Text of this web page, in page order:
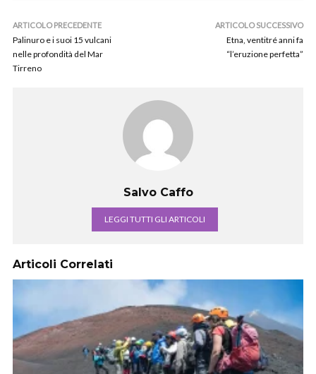
ARTICOLO PRECEDENTE
Palinuro e i suoi 15 vulcani
nelle profondità del Mar
Tirreno
ARTICOLO SUCCESSIVO
Etna, ventitré anni fa
“l’eruzione perfetta”
Salvo Caffo
LEGGI TUTTI GLI ARTICOLI
Articoli Correlati